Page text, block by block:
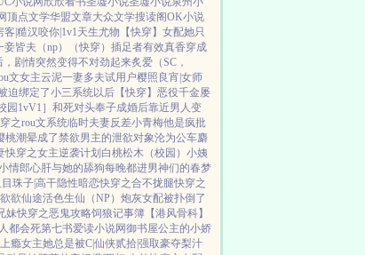
顶点文学华盟文章大众文学搜读阁OK小说
客|糙汉咬你|1v1天生尤物【快穿】 女配她只
妾皆夫（np） （快穿）插足者有效真香穿成
，剧情突然变得不对劲起来炙爱（SC，
文女主云泥一妻多夫试用户樱照良宵|女师
迫绑定了小三系统以后【快穿】 恶役千金屡
园1vV1］ 和死对头奉子成婚后靠近男人变
之rou文系统临时夫妻反差小青梅他是疯批
桃潮晕成了禁欲男主的泄欲对象沦为公车麝
快穿之女主逆袭计划 白桃松木（校园） 小姨
情郎心肝与她的舔狗每晚都进男神们的春梦
珠子|高干隐性暗恋快穿之合不拢腿快穿之
欲仙途活色生仙（NP） 炮灰女配被扑倒了
妹快穿之恶鬼攻略饲狼记事簿 【港风骨科】
都会死第七书爱读小说网御书屋公主的小娇
瘾女主她总是被C|仙侠贰拾|强取豪夺梨汁